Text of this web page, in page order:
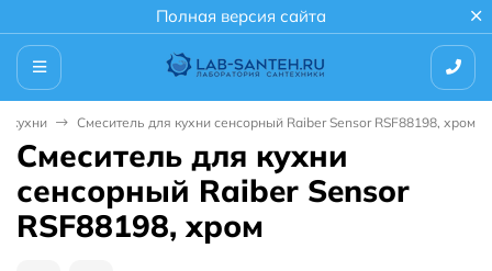
Полная версия сайта
кухни Смеситель для кухни сенсорный Raiber Sensor RSF88198, хром
Смеситель для кухни
сенсорный Raiber Sensor
RSF88198, хром